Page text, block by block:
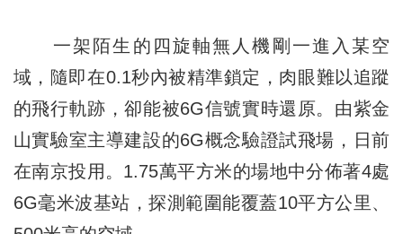
一架陌生的四旋軸無人機剛一進入某空
域，隨即在0.1秒內被精準鎖定，肉眼難以追蹤
的飛行軌跡，卻能被6G信號實時還原。由紫金
山實驗室主導建設的6G概念驗證試飛場，日前
在南京投用。1.75萬平方米的場地中分佈著4處
6G毫米波基站，探測範圍能覆蓋10平方公里、